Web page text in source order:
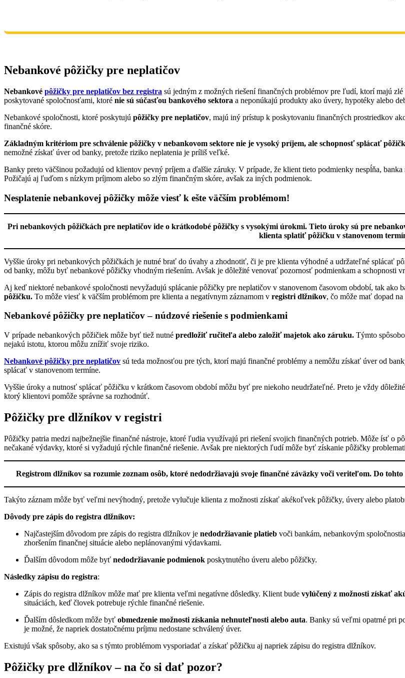
Nebankové pôžičky pre neplatičov
Nebankové pôžičky pre neplatičov bez registra sú jedným z možných riešení finančných problémov pre ľudí, ktorí majú
poskytované spoločnosťami, ktoré nie sú súčasťou bankového sektora a neponúkajú produkty ako úvery, hypotéky alebo
Nebankové spoločnosti, ktoré poskytujú pôžičky pre neplatičov, majú iný prístup k poskytovaniu finančných prostriedkov
finančné skóre.
Základným kritériom pre schválenie pôžičky v nebankovom sektore nie je vysoký príjem, ale schopnosť splácať
nemožné získať úver od banky, pretože riziko neplatenia je príliš veľké.
Banky preto väčšinou požadujú od klientov pevný príjem a ďalšie záruky. V prípade, že klient tieto podmienky nespĺňa,
Požičajú aj ľuďom s nízkym príjmom alebo so zlým finančným skóre, avšak za iných podmienok.
Nesplatenie nebankovej pôžičky môže viesť k ešte väčším problémom!
Pri nebankových pôžičkách pre neplatičov ide o krátkodobé pôžičky s vysokými úrokmi. Tieto úroky sú pre
klienta splatiť pôžičku v stanovenom
Vyššie úroky pri nebankových pôžičkách je nutné brať do úvahy a zhodnotiť, či je pre klienta výhodné a udržateľné splácať
od banky, môžu byť nebankové pôžičky vhodným riešením. Avšak je dôležité venovať pozornosť podmienkam a schopnosti
Aj keď niektoré nebankové spoločnosti nevyžadujú splácanie pôžičky pre neplatičov v stanovenom časovom období, tak ako
pôžičku. To môže viesť k väčším problémom pre klienta a negatívnym záznamom v registri dlžníkov, čo môže mať dopad
Nebankové pôžičky pre neplatičov – núdzové riešenie s podmienkami
V prípade nebankových pôžičiek môže byť tiež nutné predložiť ručiteľa alebo založiť majetok ako záruku. Týmto
nejakú istotu, ktorou môžu znížiť svoje riziko.
Nebankové pôžičky pre neplatičov sú teda možnosťou pre tých, ktorí majú finančné problémy a nemôžu získať úver od
splácať v stanovenom termíne.
Vyššie úroky a nutnosť splácať pôžičku v krátkom časovom období môžu byť pre niekoho neudržateľné. Preto je vždy
ktorý klientovi pomôže správne sa rozhodnúť.
Pôžičky pre dlžníkov v registri
Pôžičky patria medzi najbežnejšie finančné nástroje, ktoré ľudia využívajú pri riešení svojich finančných potrieb. Môže ísť o
nečakané výdavky, ktoré si vyžadujú rýchle finančné riešenie. Avšak pre niektorých ľudí môže byť získanie pôžičky
Registrom dlžníkov sa rozumie zoznam osôb, ktoré nedodržiavajú svoje finančné záväzky voči veriteľom. Do
Takýto záznam môže byť veľmi nevýhodný, pretože vylučuje klienta z možnosti získať akékoľvek pôžičky, úvery alebo
Dôvody pre zápis do registra dlžníkov:
Najčastejším dôvodom pre zápis do registra dlžníkov je nedodržiavanie platieb voči bankám, nebankovým
zhoršením finančnej situácie alebo neplánovanými výdavkami.
Ďalším dôvodom môže byť nedodržiavanie podmienok poskytnutého úveru alebo pôžičky.
Následky zápisu do registra:
Zápis do registra dlžníkov môže mať pre klienta veľmi negatívne dôsledky. Klient bude vylúčený z možnosti získať
situáciách, keď človek potrebuje rýchle finančné riešenie.
Ďalším dôsledkom môže byť obmedzenie možnosti získania nehnuteľnosti alebo auta. Banky sú veľmi opatrné pri
je možné, že napriek dostatočnému príjmu nedostane schválený úver.
Existujú však spôsoby, ako sa s týmto problémom vysporiadať a získať pôžičku aj napriek zápisu do registra dlžníkov.
Pôžičky pre dlžníkov – na čo si dať pozor?